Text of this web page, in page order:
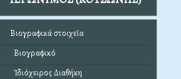
Βιογραφικά στοιχεῖα
Βιογραφικό
Ἰδιόχειρος Διαθήκη